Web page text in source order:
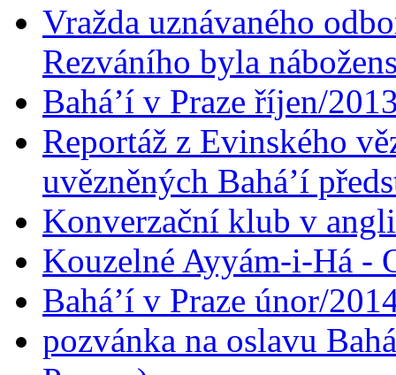
Vražda uznávaného
Rezváního byla
Bahá’í v Praze říjen/
Reportáž z Evinského
uvězněných Bahá’í
Konverzační klub v
Kouzelné Ayyám-i-Há -
Bahá’í v Praze únor/
pozvánka na oslavu